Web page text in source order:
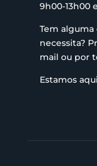
9h00-13h00
Tem alguma
necessita?
mail ou por
Estamos